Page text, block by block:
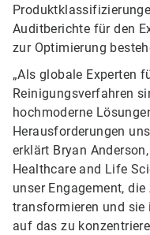
Auditberichte für den
zur Optimierung
„Als globale Experten
Reinigungsverfahren
hochmoderne
Herausforderungen
erklärt Bryan
Healthcare and Life
unser Engagement,
transformieren und sie
auf das zu